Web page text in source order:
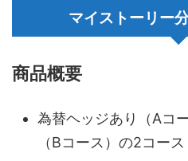
マイストーリー
商品概要
為替ヘッジあり（Aコ
（Bコース）の2コース